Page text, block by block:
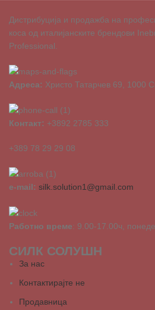
Дистрибуција и продажба на
коса од италијанските брендови
Professional.
Адреса: Христо Татарчев 69, 1000
Контакт: +3892 2785 333
+389 78 29 29 08
e-mail: silk.solution1@gmail.com
Работно време: 9.00-17.00ч,
СИЛК СОЛУШН
За нас
Контактирајте не
Продавница